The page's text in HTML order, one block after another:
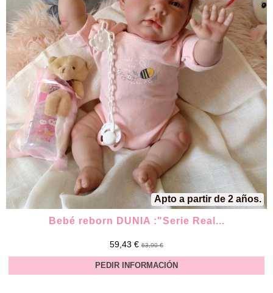
Apto a partir de 2 años.
Bebé reborn DUNIA :"Serie Real...
59,43 € 63,90 €
PEDIR INFORMACIÓN